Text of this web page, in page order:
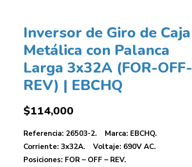
Inversor de Giro de Caja
Metálica con Palanca
Larga 3x32A (FOR-OFF-
REV) | EBCHQ
$114,000
Referencia: 26503-2. Marca: EBCHQ.
Corriente: 3x32A. Voltaje: 690V AC.
Posiciones: FOR – OFF – REV.